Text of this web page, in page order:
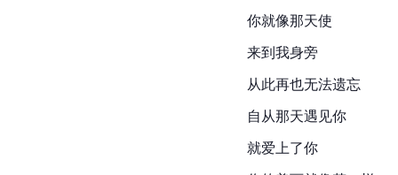
你就像那天使
来到我身旁
从此再也无法遗忘
自从那天遇见你
就爱上了你